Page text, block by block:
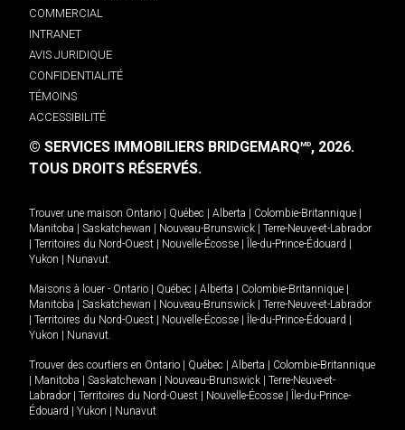
COMMERCIAL
INTRANET
AVIS JURIDIQUE
CONFIDENTIALITÉ
TÉMOINS
ACCESSIBILITÉ
© SERVICES IMMOBILIERS BRIDGEMARQMD, 2026.
TOUS DROITS RÉSERVÉS.
Trouver une maison Ontario | Québec | Alberta | Colombie-Britannique |
Manitoba | Saskatchewan | Nouveau-Brunswick | Terre-Neuve-et-Labrador
| Territoires du Nord-Ouest | Nouvelle-Écosse | Île-du-Prince-Édouard |
Yukon | Nunavut
Maisons à louer - Ontario | Québec | Alberta | Colombie-Britannique |
Manitoba | Saskatchewan | Nouveau-Brunswick | Terre-Neuve-et-Labrador
| Territoires du Nord-Ouest | Nouvelle-Écosse | Île-du-Prince-Édouard |
Yukon | Nunavut
Trouver des courtiers en Ontario | Québec | Alberta | Colombie-Britannique
| Manitoba | Saskatchewan | Nouveau-Brunswick | Terre-Neuve-et-
Labrador | Territoires du Nord-Ouest | Nouvelle-Écosse | Île-du-Prince-
Édouard | Yukon | Nunavut